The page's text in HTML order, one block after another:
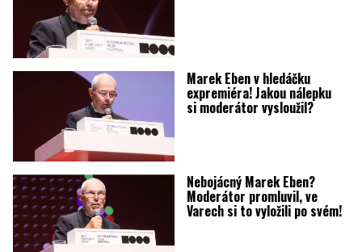
Marek Eben v hledáčku
expremiéra! Jakou nálepku
si moderátor vysloužil?
Nebojácný Marek Eben?
Moderátor promluvil, ve
Varech si to vyložili po svém!